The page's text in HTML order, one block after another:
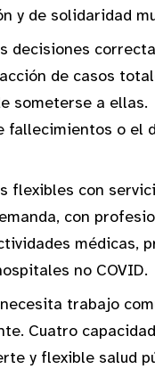
y de solidaridad
de casos
someterse a
o el
flexibles con
con
médicas,
no COVID.
trabajo
Cuatro
y flexible salud